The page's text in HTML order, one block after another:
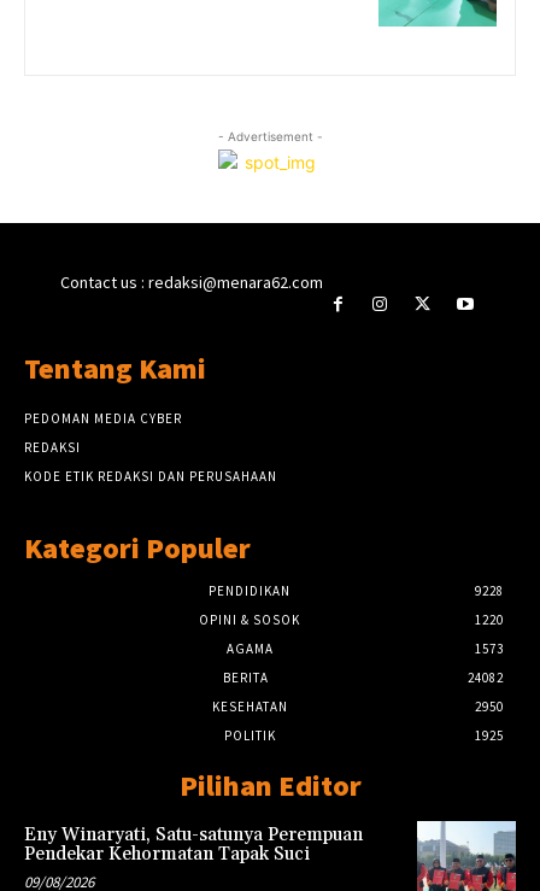
- Advertisement -
Contact us : redaksi@menara62.com
Tentang Kami
PEDOMAN MEDIA CYBER
REDAKSI
KODE ETIK REDAKSI DAN PERUSAHAAN
Kategori Populer
PENDIDIKAN
9228
OPINI & SOSOK
1220
AGAMA
1573
BERITA
24082
KESEHATAN
2950
POLITIK
1925
Pilihan Editor
Eny Winaryati, Satu-satunya Perempuan
Pendekar Kehormatan Tapak Suci
09/08/2026